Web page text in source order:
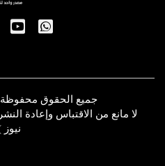
جميع الحقوق محفوظة
لا مانع من الاقتباس وإعادة
نيوز